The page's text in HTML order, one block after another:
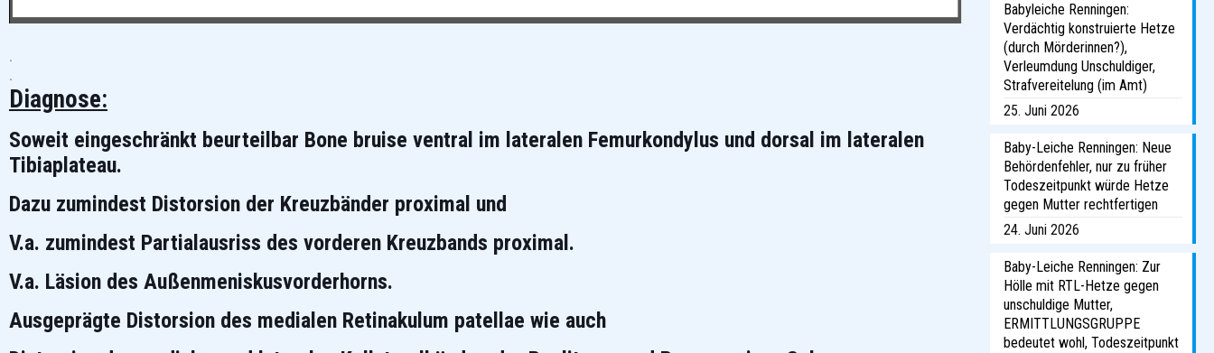
.
.
Diagnose:
Soweit eingeschränkt beurteilbar Bone bruise ventral im lateralen Femurkondylus und dorsal im lateralen
Tibiaplateau.
Dazu zumindest Distorsion der Kreuzbänder proximal und
V.a. zumindest Partialausriss des vorderen Kreuzbands proximal.
V.a. Läsion des Außenmeniskusvorderhorns.
Ausgeprägte Distorsion des medialen Retinakulum patellae wie auch
Babyleiche Renningen:
Verdächtig konstruierte Hetze
(durch Mörderinnen?),
Verleumdung Unschuldiger,
Strafvereitelung (im Amt)
25. Juni 2026
Baby-Leiche Renningen: Neue
Behördenfehler, nur zu früher
Todeszeitpunkt würde Hetze
gegen Mutter rechtfertigen
24. Juni 2026
Baby-Leiche Renningen: Zur
Hölle mit RTL-Hetze gegen
unschuldige Mutter,
ERMITTLUNGSGRUPPE
bedeutet wohl, Todeszeitpunkt